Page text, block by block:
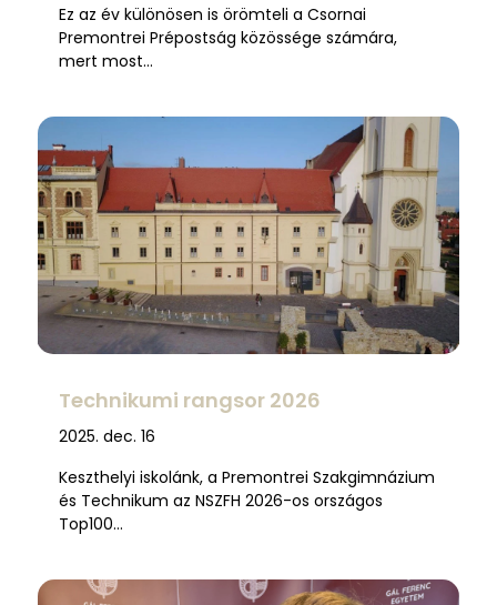
Ez az év különösen is örömteli a Csornai
Premontrei Prépostság közössége számára,
mert most…
Technikumi rangsor 2026
2025. dec. 16
Keszthelyi iskolánk, a Premontrei Szakgimnázium
és Technikum az NSZFH 2026-os országos
Top100…